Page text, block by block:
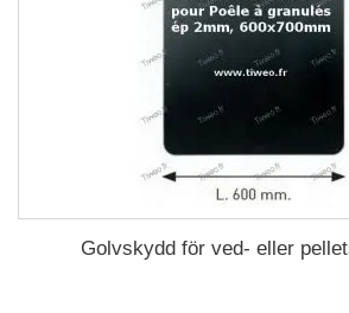
Golvskydd för ved- eller